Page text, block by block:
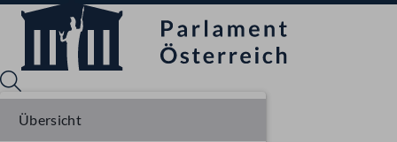
Übersicht